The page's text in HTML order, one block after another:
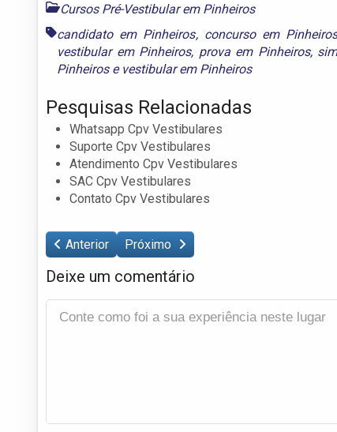
Cursos Pré-Vestibular em Pinheiros
candidato em Pinheiros, concurso em
vestibular em Pinheiros, prova em Pinheiros,
Pinheirose vestibular em Pinheiros
Pesquisas Relacionadas
Whatsapp Cpv Vestibulares
Suporte Cpv Vestibulares
Atendimento Cpv Vestibulares
SAC Cpv Vestibulares
Contato Cpv Vestibulares
Anterior Próximo
Deixe um comentário